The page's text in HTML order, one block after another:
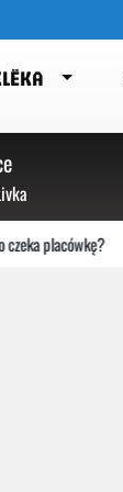
placówkę?